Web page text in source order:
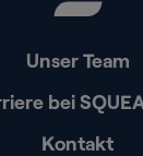
Unser Team
bei
Kontakt